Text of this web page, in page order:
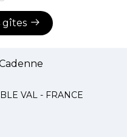
gîtes
VAL - FRANCE